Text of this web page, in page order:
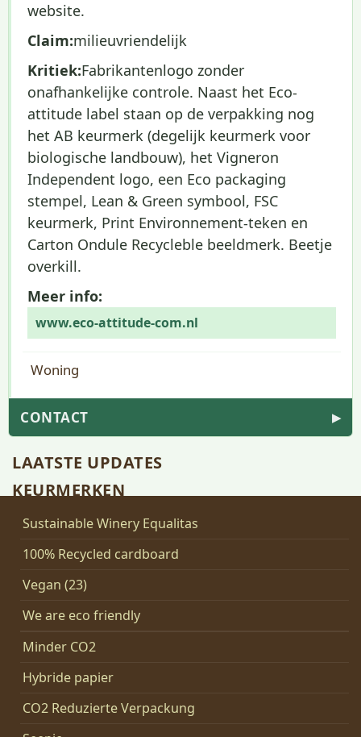
website.
Claim:milieuvriendelijk
Kritiek:Fabrikantenlogo zonder
onafhankelijke controle. Naast het Eco-
attitude label staan op de verpakking nog
het AB keurmerk (degelijk keurmerk voor
biologische landbouw), het Vigneron
Independent logo, een Eco packaging
stempel, Lean & Green symbool, FSC
keurmerk, Print Environnement-teken en
Carton Ondule Recycleble beeldmerk. Beetje
overkill.
Meer info:
www.eco-attitude-com.nl
Woning
CONTACT ▶
LAATSTE UPDATES
KEURMERKEN
Sustainable Winery Equalitas
100% Recycled cardboard
Vegan (23)
We are eco friendly
Minder CO2
Hybride papier
CO2 Reduzierte Verpackung